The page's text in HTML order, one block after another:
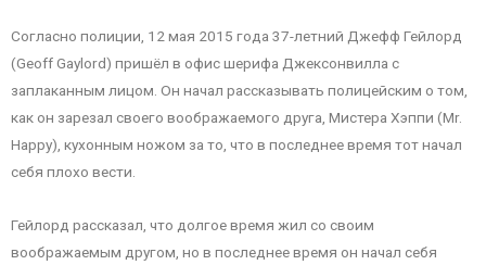
Согласно полиции, 12 мая 2015 года 37-летний Джефф Гейлорд
(Geoff Gaylord) пришёл в офис шерифа Джексонвилла с
заплаканным лицом. Он начал рассказывать полицейским о том,
как он зарезал своего воображаемого друга, Мистера Хэппи (Mr.
Happy), кухонным ножом за то, что в последнее время тот начал
себя плохо вести.
Гейлорд рассказал, что долгое время жил со своим
воображаемым другом, но в последнее время он начал себя